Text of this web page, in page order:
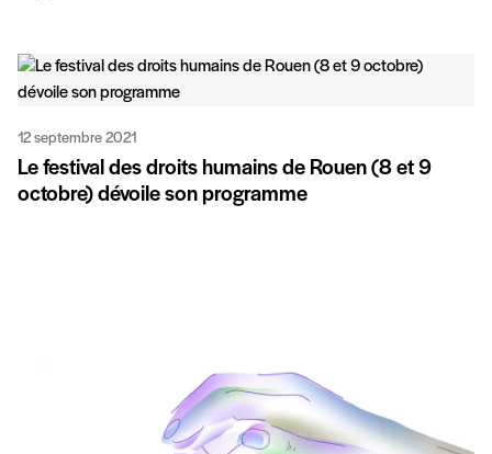
12 septembre 2021
Le festival des droits humains de Rouen (8 et 9
octobre) dévoile son programme